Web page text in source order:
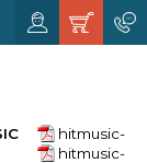
hitmusic-
hitmusic-